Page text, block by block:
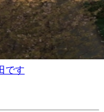
です